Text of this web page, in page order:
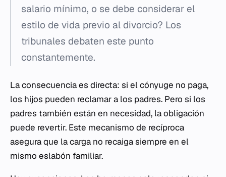
salario mínimo, o se debe considerar el
estilo de vida previo al divorcio? Los
tribunales debaten este punto
constantemente.
La consecuencia es directa: si el cónyuge no paga,
los hijos pueden reclamar a los padres. Pero si los
padres también están en necesidad, la obligación
puede revertir. Este mecanismo de recíproca
asegura que la carga no recaiga siempre en el
mismo eslabón familiar.